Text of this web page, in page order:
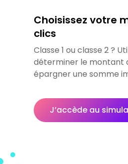
Choisissez votre
clics
Classe 1 ou classe 2 ?
déterminer le montant
épargner une somme
J’accède au